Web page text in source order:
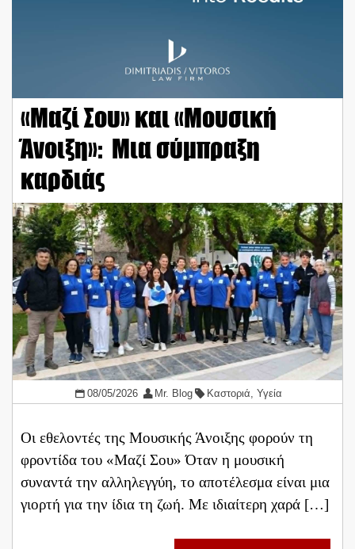
«Μαζί Σου» και «Μουσική
Άνοιξη»: Μια σύμπραξη
καρδιάς
08/05/2026 Mr. Blog Καστοριά ,Υγεία
Οι εθελοντές της Μουσικής Άνοιξης φορούν τη
φροντίδα του «Μαζί Σου» Όταν η μουσική
συναντά την αλληλεγγύη, το αποτέλεσμα είναι μια
γιορτή για την ίδια τη ζωή. Με ιδιαίτερη χαρά […]